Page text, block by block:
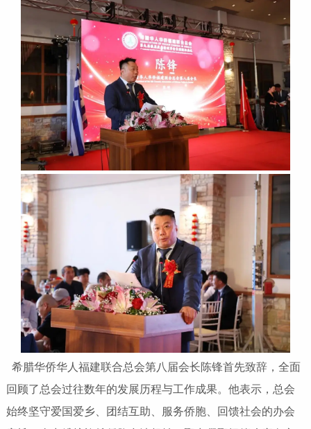
希腊华侨华人福建联合总会第八届会长陈锋首先致辞，全面
回顾了总会过往数年的发展历程与工作成果。他表示，总会
始终坚守爱国爱乡、团结互助、服务侨胞、回馈社会的办会